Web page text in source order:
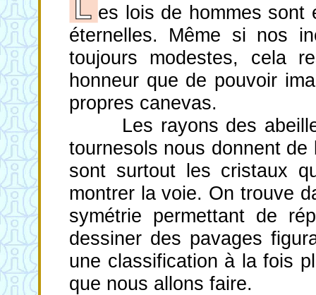
es lois de hommes sont
éternelles. Même si nos
toujours modestes, cela
honneur que de pouvoir
propres canevas.
Les rayons des
tournesols nous donnent
sont surtout les cristaux
montrer la voie. On trouve
symétrie permettant de
dessiner des pavages
une classification à la fois
que nous allons faire.